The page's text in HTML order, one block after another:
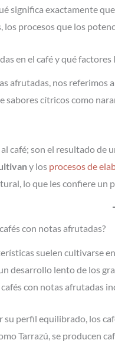
significa exactamente
los procesos que los
en el café y qué
afrutadas, nos referimos
sabores cítricos como
café; son el resultado de
y los procesos de
lo que les confiere un
con notas afrutadas?
suelen cultivarse
desarrollo lento de los
con notas afrutadas
su perfil equilibrado, los
Tarrazú, se producen